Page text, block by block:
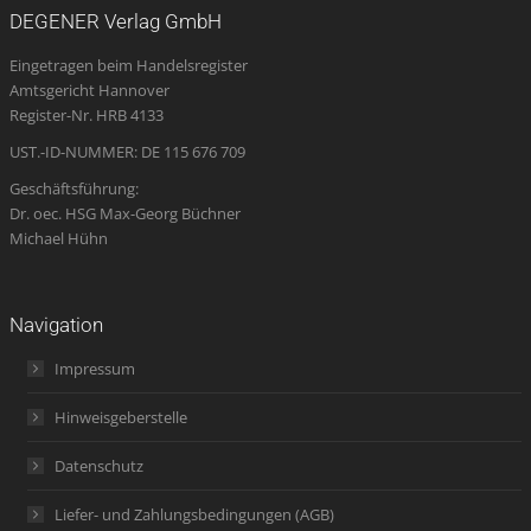
new
window
new
window
new
window
opens
in
new
new
DEGENER Verlag GmbH
Eingetragen beim Handelsregister
Amtsgericht Hannover
Register-Nr. HRB 4133
UST.-ID-NUMMER: DE 115 676 709
Geschäftsführung:
Dr. oec. HSG Max-Georg Büchner
Michael Hühn
Navigation
Impressum
Hinweisgeberstelle
Datenschutz
Liefer- und Zahlungsbedingungen (AGB)